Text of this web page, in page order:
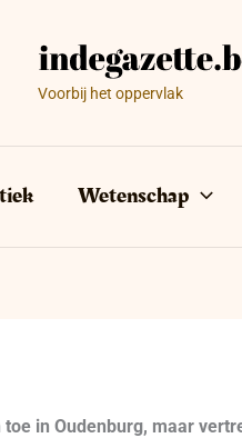
Voorbij het oppervlak
Wetenschap
in Oudenburg, maar